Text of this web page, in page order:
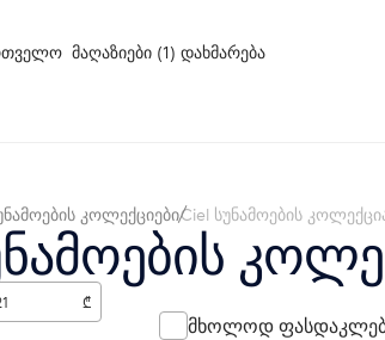
მაღაზიები (1) დახმარება
კოლექციებიCiel სუნამოების
₾
მხოლოდ